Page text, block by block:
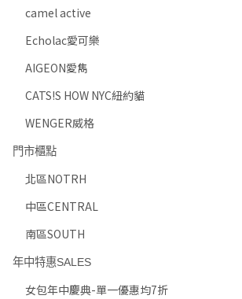
camel active
Echolac愛可樂
AIGEON愛雋
CATS!S HOW NYC紐約貓
WENGER威格
門市櫃點
北區NOTRH
中區CENTRAL
南區SOUTH
年中特惠SALES
女包年中慶典-單一優惠均7折